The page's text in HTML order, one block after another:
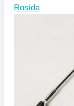
Rosida